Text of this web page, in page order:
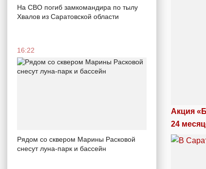
На СВО погиб замкомандира по тылу
Хвалов из Саратовской области
16:22
Рядом со сквером Марины Расковой
снесут луна-парк и бассейн
Акция
24